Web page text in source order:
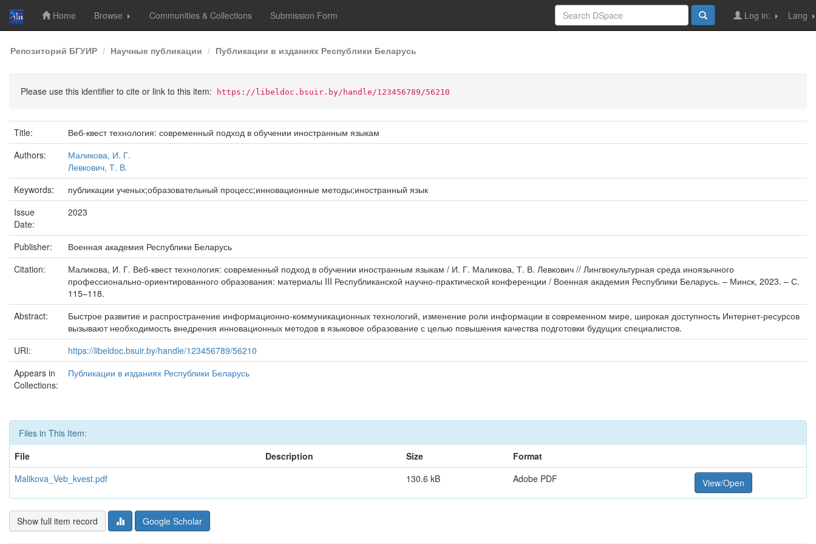
Skip
navigation
Home Browse Communities & Collections Submission Form Lang
Log in:
Репозиторий БГУИР Научные публикации Публикации в изданиях Республики Беларусь
Please use this identifier to cite or link to this item: https://libeldoc.bsuir.by/handle/123456789/56210
Title:
Веб-квест технология: современный подход в обучении иностранным языкам
Authors:
Маликова, И. Г.
Левкович, Т. В.
Keywords:
публикации ученых;образовательный процесс;инновационные методы;иностранный язык
Issue
Date:
2023
Publisher:
Военная академия Республики Беларусь
Citation:
Маликова, И. Г. Веб-квест технология: современный подход в обучении иностранным языкам / И. Г. Маликова, Т. В. Левкович // Лингвокультурная среда иноязычного
профессионально-ориентированного образования: материалы III Республиканской научно-практической конференции / Военная академия Республики Беларусь. – Минск, 2023. – С.
115–118.
Abstract:
Быстрое развитие и распространение информационно-коммуникационных технологий, изменение роли информации в современном мире, широкая доступность Интернет-ресурсов
вызывают необходимость внедрения инновационных методов в языковое образование с целью повышения качества подготовки будущих специалистов.
URI:
https://libeldoc.bsuir.by/handle/123456789/56210
Appears in
Collections:
Публикации в изданиях Республики Беларусь
Files in This Item:
File
Description Size
Format
Malikova_Veb_kvest.pdf
130.6 kB Adobe PDF View/Open
Show full item record Google Scholar